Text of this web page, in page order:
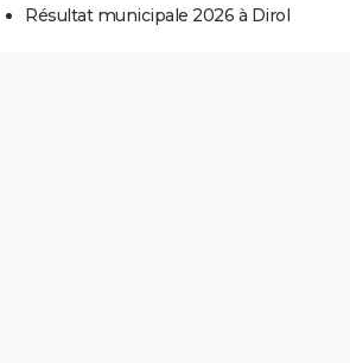
Résultat municipale 2026 à Dirol